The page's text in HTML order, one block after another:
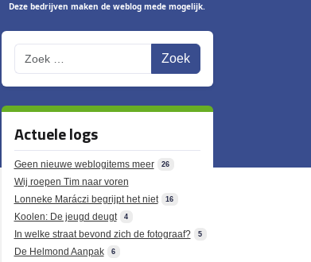
Deze bedrijven maken de weblog mede mogelijk.
Actuele logs
Geen nieuwe weblogitems meer 26
Wij roepen Tim naar voren
Lonneke Maráczi begrijpt het niet
16
Koolen: De jeugd deugt 4
In welke straat bevond zich de fotograaf? 5
De Helmond Aanpak 6